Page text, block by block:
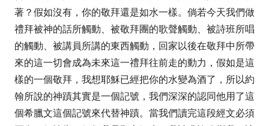
著？假如沒有，你的敬拜還是如水一樣。倘若今天我們做
禮拜被神的話所觸動、被敬拜團的歌聲觸動、被詩班所唱
的觸動、被講員所講的東西觸動，回家以後在敬拜中所帶
來的這一切會成為未來這一禮拜往前走的動力，假如是這
樣的一個敬拜，我想耶穌已經把你的水變為酒了，所以約
翰所說的神蹟其實是一個記號，我們深深的認同他用了這
個希臘文這個記號來代替神蹟。當我們讀完這段經文必須